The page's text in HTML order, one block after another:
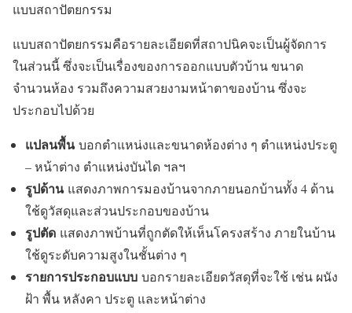
แบบสถาปัตยกรรม
แบบสถาปัตยกรรมคือรายละเอียดที่สถาปนิคจะเป็นผู้จัดการ
ในส่วนนี้ ซึ่งจะเป็นเรื่องของการออกแบบตัวบ้าน ขนาด
จำนวนห้อง รวมถึงความสวยงามหน้าตาของบ้าน ซึ่งจะ
ประกอบไปด้วย
แปลนพื้น บอกตำแหน่งและขนาดห้องต่าง ๆ ตำแหน่งประตู
– หน้าต่าง ตำแหน่งบันได ฯลฯ
รูปด้านแสดงภาพการมองบ้านจากภายนอกบ้านทั้ง 4 ด้าน
ใช้ดูวัสดุและส่วนประกอบของบ้าน
รูปตัด แสดงภาพบ้านที่ถูกตัดให้เห็นโครงสร้าง ภายในบ้าน
ใช้ดูระดับความสูงในชั้นต่าง ๆ
รายการประกอบแบบ บอกรายละเอียดวัสดุที่จะใช้ เช่น ผนัง
ฝ้า พื้น หลังคา ประตู และหน้าต่าง